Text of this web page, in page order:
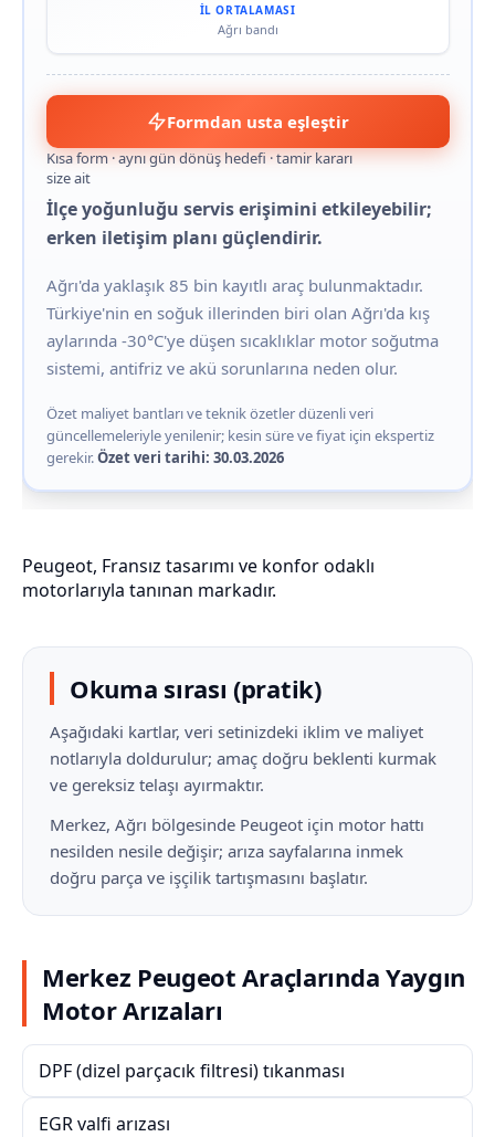
İL ORTALAMASI
Ağrı bandı
Formdan usta eşleştir
Kısa form · aynı gün dönüş hedefi · tamir kararı
size ait
İlçe yoğunluğu servis erişimini etkileyebilir;
erken iletişim planı güçlendirir.
Ağrı'da yaklaşık 85 bin kayıtlı araç bulunmaktadır.
Türkiye'nin en soğuk illerinden biri olan Ağrı'da kış
aylarında -30°C'ye düşen sıcaklıklar motor soğutma
sistemi, antifriz ve akü sorunlarına neden olur.
Özet maliyet bantları ve teknik özetler düzenli veri
güncellemeleriyle yenilenir; kesin süre ve fiyat için ekspertiz
gerekir.Özet veri tarihi: 30.03.2026
Peugeot, Fransız tasarımı ve konfor odaklı
motorlarıyla tanınan markadır.
Okuma sırası (pratik)
Aşağıdaki kartlar, veri setinizdeki iklim ve maliyet
notlarıyla doldurulur; amaç doğru beklenti kurmak
ve gereksiz telaşı ayırmaktır.
Merkez, Ağrı bölgesinde Peugeot için motor hattı
nesilden nesile değişir; arıza sayfalarına inmek
doğru parça ve işçilik tartışmasını başlatır.
Merkez Peugeot Araçlarında Yaygın
Motor Arızaları
DPF (dizel parçacık filtresi) tıkanması
EGR valfi arızası